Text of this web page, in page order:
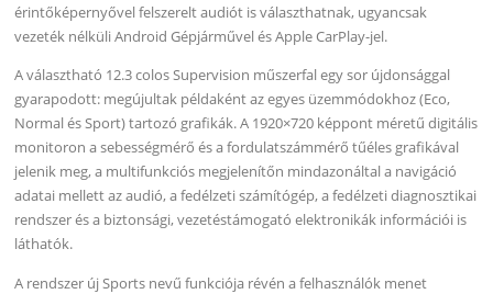
érintőképernyővel felszerelt audiót is választhatnak, ugyancsak
vezeték nélküli Android Gépjárművel és Apple CarPlay-jel.
A választható 12.3 colos Supervision műszerfal egy sor újdonsággal
gyarapodott: megújultak példaként az egyes üzemmódokhoz (Eco,
Normal és Sport) tartozó grafikák. A 1920×720 képpont méretű digitális
monitoron a sebességmérő és a fordulatszámmérő tűéles grafikával
jelenik meg, a multifunkciós megjelenítőn mindazonáltal a navigáció
adatai mellett az audió, a fedélzeti számítógép, a fedélzeti diagnosztikai
rendszer és a biztonsági, vezetéstámogató elektronikák információi is
láthatók.
A rendszer új Sports nevű funkciója révén a felhasználók menet